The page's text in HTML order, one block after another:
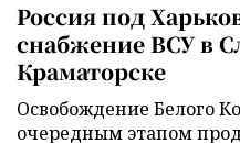
Россия под
снабжение ВСУ в
Краматорске
Освобождение Белого
очередным этапом